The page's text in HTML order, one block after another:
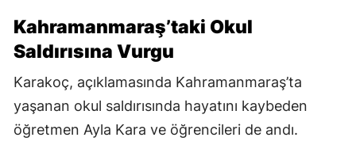
Kahramanmaraş’taki Okul
Saldırısına Vurgu
Karakoç, açıklamasında Kahramanmaraş’ta
yaşanan okul saldırısında hayatını kaybeden
öğretmen Ayla Kara ve öğrencileri de andı.